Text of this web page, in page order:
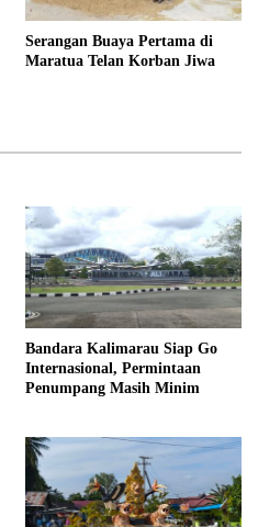
Serangan Buaya Pertama di
Maratua Telan Korban Jiwa
Bandara Kalimarau Siap Go
Internasional, Permintaan
Penumpang Masih Minim